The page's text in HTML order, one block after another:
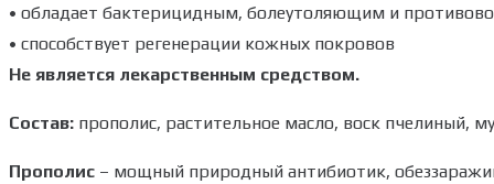
• обладает бактерицидным, болеутоляющим и
• способствует регенерации кожных покровов
Не является лекарственным средством.
Состав: прополис, растительное масло, воск пчелиный,
Прополис – мощный природный антибиотик,